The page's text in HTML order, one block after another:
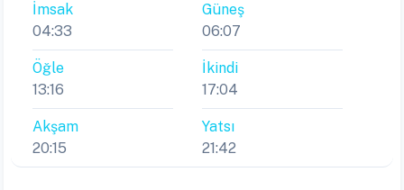
İmsak
04:33
Güneş
06:07
Öğle
13:16
İkindi
17:04
Akşam
20:15
Yatsı
21:42